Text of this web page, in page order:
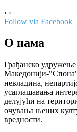
› ‹
Follow via Facebook
О нама
Грађанско
Македонији-
невладина,
усаглашавања
делујући на
очувања њених
вредности.